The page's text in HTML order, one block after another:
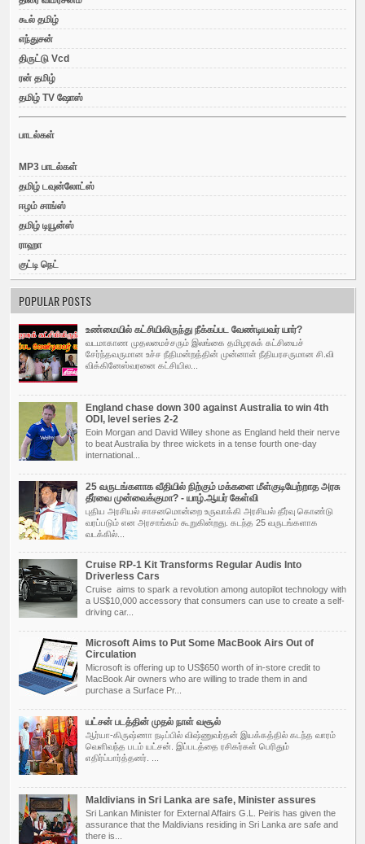
கூல் தமிழ்
எந்துசன்
திருட்டு Vcd
ரன் தமிழ்
தமிழ் TV ஷோஸ்
பாடல்கள்
MP3 பாடல்கள்
தமிழ் டவுன்லோட்ஸ்
ஈழம் சாங்ஸ்
தமிழ் டியூன்ஸ்
ராஹா
குட்டி நெட்
POPULAR POSTS
உண்மையில் கட்சியிலிருந்து நீக்கப்பட வேண்டியவர் யார்?
வடமாகாண முதலமைச்சரும் இலங்கை தமிழரசுக் கட்சியைச்
சேர்ந்தவருமான உச்ச நீதிமன்றத்தின் முன்னாள் நீதியரசருமான சி.வி
விக்கினேஸ்வரனை கட்சியில...
England chase down 300 against Australia to win 4th
ODI, level series 2-2
Eoin Morgan and David Willey shone as England held their nerve
to beat Australia by three wickets in a tense fourth one-day
international...
25 வருடங்களாக வீதியில் நிற்கும் மக்களை மீள்குடியேற்றாத அரசு
தீர்வை முன்வைக்குமா? - யாழ்.ஆயர் கேள்வி
புதிய அர­சியல் சாச­ன­மொன்றை உரு­வாக்கி அர­சியல் தீர்வு கொண்டு
வரப்­படும் என அர­சாங்கம் கூறு­கின்­றது. கடந்த 25 வரு­டங்­க­ளாக
வடக்கில்...
Cruise RP-1 Kit Transforms Regular Audis Into
Driverless Cars
Cruise aims to spark a revolution among autopilot technology with
a US$10,000 accessory that consumers can use to create a self-
driving car...
Microsoft Aims to Put Some MacBook Airs Out of
Circulation
Microsoft is offering up to US$650 worth of in-store credit to
MacBook Air owners who are willing to trade them in and
purchase a Surface Pr...
யட்சன் படத்தின் முதல் நாள் வசூல்
ஆர்யா-கிருஷ்ணா நடிப்பில் விஷ்ணுவர்தன் இயக்கத்தில் கடந்த வாரம்
வெளிவந்த படம் யட்சன். இப்படத்தை ரசிகர்கள் பெரிதும்
எதிர்ப்பார்த்தனர். ...
Maldivians in Sri Lanka are safe, Minister assures
Sri Lankan Minister for External Affairs G.L. Peiris has given the
assurance that the Maldivians residing in Sri Lanka are safe and
there is...